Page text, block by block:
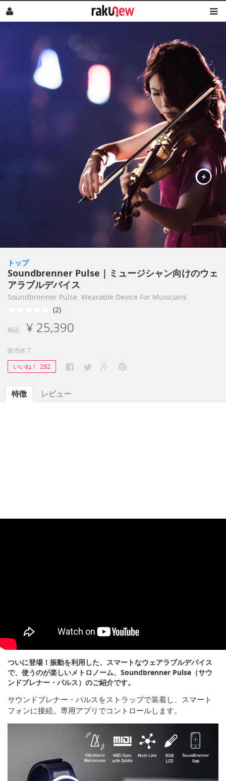
トップ
Soundbrenner Pulse｜ミュージシャン向けのウェ
アラブルデバイス
Soundbrenner Pulse: Wearable Device For Musicians
(2)
税込 ¥ 25,390
販売終了
いいね！ 292
特徴 レビュー
ついに登場！振動を利用した、スマートなウェアラブルデバイス
で、使うのが楽しいメトロノーム、Soundbrenner Pulse（サウ
ンドブレナー・パルス）のご紹介です。
サウンドブレナー・パルスをストラップで装着し、スマート
フォンに接続。専用アプリでコントロールします。